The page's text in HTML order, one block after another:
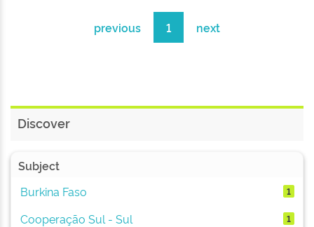
previous 1 next
Discover
Subject
Burkina Faso
1
Cooperação Sul - Sul 1